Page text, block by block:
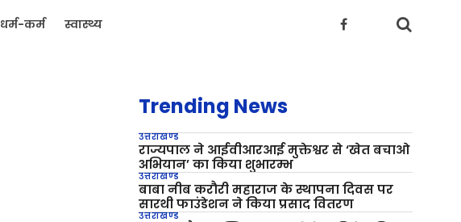
धर्म-कर्म स्वास्थ्य
Trending News
उत्तराखण्ड
राज्यपाल ने आईवीआरआई मुक्तेश्वर से ‘खेत बचाओ
अभियान’ का किया शुभारम्भ
उत्तराखण्ड
बाबा नीब करौरी महाराज के स्थापना दिवस पर
सारथी फाउंडेशन ने किया प्रसाद वितरण
उत्तराखण्ड